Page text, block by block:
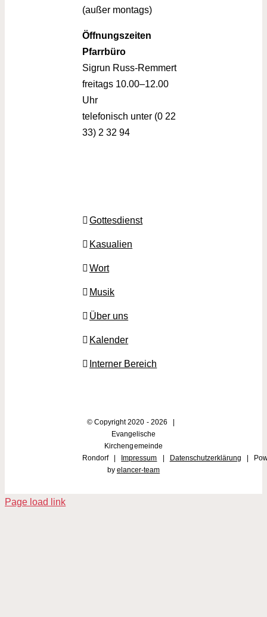
(außer montags)
Öffnungszeiten
Pfarrbüro
Sigrun Russ-Remmert
freitags 10.00–12.00
Uhr
telefonisch unter (0 22
33) 2 32 94
Gottesdienst
Kasualien
Wort
Musik
Über uns
Kalender
Interner Bereich
© Copyright 2020 - 2026 |
Evangelische
Kirchengemeinde
Rondorf |
Impressum Datenschutzerklärung |
by elancer-team
Page load link